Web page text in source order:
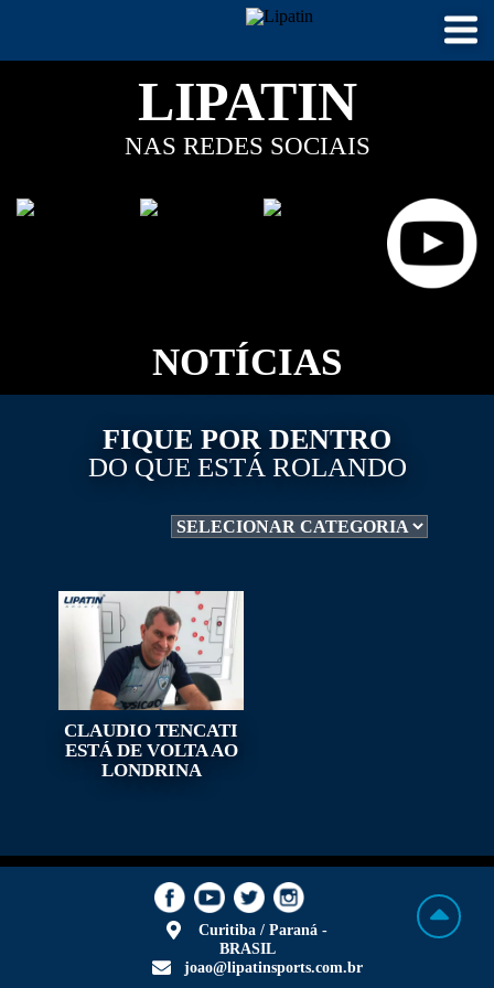
LIPATIN
NAS REDES SOCIAIS
NOTÍCIAS
FIQUE POR DENTRO
DO QUE ESTÁ ROLANDO
CLAUDIO TENCATI
ESTÁ DE VOLTA AO
LONDRINA
Curitiba / Paraná -
BRASIL
joao@lipatinsports.com.br